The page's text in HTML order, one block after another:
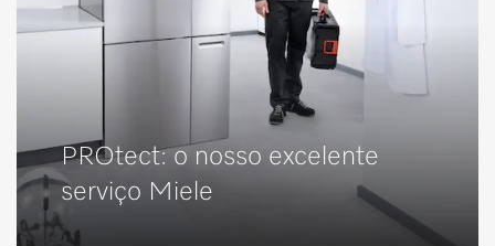
PROtect: o nosso excelente
serviço Miele